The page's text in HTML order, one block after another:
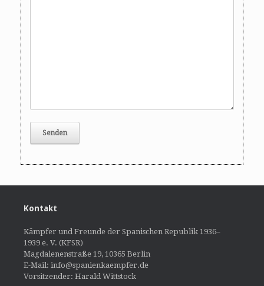
Kontakt
Kämpfer und Freunde der Spanischen Republik 1936–
1939 e. V. (KFSR)
Magdalenenstraße 19, 10365 Berlin
E-Mail: info@spanienkaempfer.de
Vorsitzender: Harald Wittstock